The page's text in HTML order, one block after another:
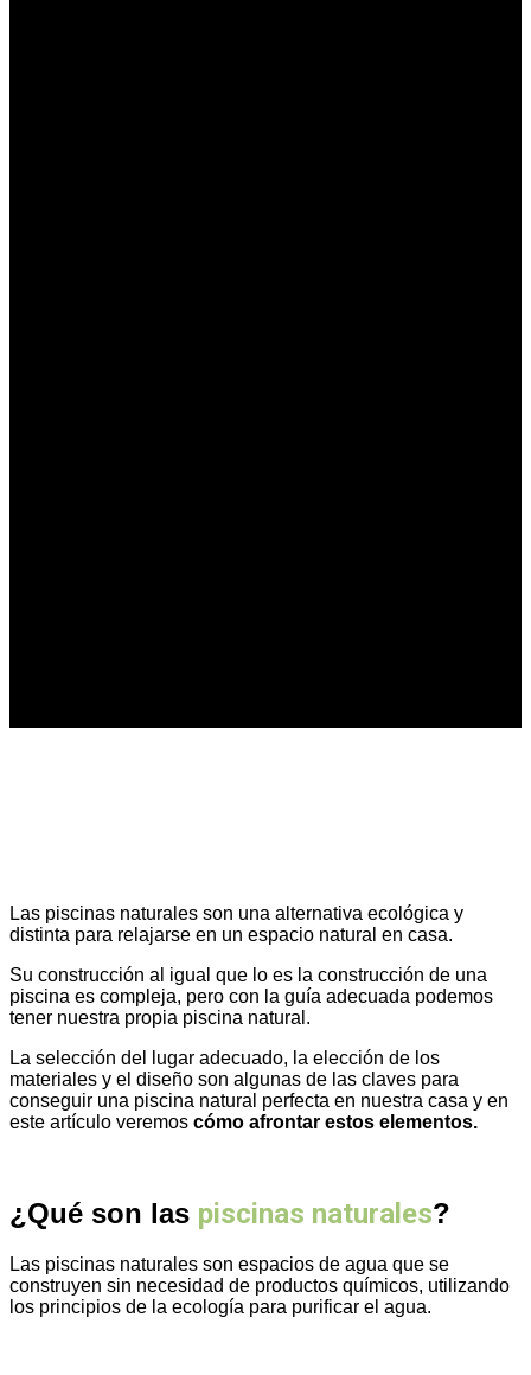
Las piscinas naturales son una alternativa ecológica y
distinta para relajarse en un espacio natural en casa.
Su construcción al igual que lo es la construcción de una
piscina es compleja, pero con la guía adecuada podemos
tener nuestra propia piscina natural.
La selección del lugar adecuado, la elección de los
materiales y el diseño son algunas de las claves para
conseguir una piscina natural perfecta en nuestra casa y en
este artículo veremos cómo afrontar estos elementos.
¿Qué son las piscinas naturales?
Las piscinas naturales son espacios de agua que se
construyen sin necesidad de productos químicos, utilizando
los principios de la ecología para purificar el agua.